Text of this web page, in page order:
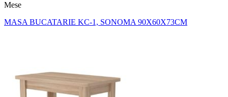
Mese
MASA BUCATARIE KC-1, SONOMA 90X60X73CM